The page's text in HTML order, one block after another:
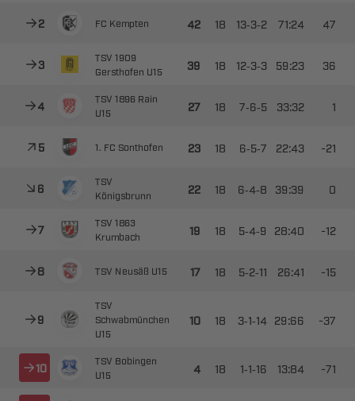
     --  

 
 
  --  

  

  --  
      --  ​



  --  

 

  --  ​
      --  ​




  --  ​

 

  --  ​